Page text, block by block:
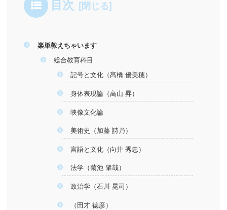
目次
楽単教えちゃいます
総合教育科目
記号と文化（髙橋 優美穂）
身体表現論（高山 昇）
映像文化論
美術史（加藤 詩乃）
言語と文化（向井 秀忠）
法学（菊池 肇哉）
政治学（石川 晃司）
（田才 徳彦）